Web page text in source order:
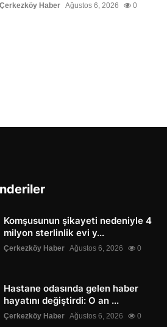
Çerkezköy Haber Ağustos 6, 2026 0
Komşusunun şikayeti nedeniyle 4
milyon sterlinlik evi y...
Çerkezköy Haber Ağustos 6, 2026 0
Hastane odasında gelen haber
hayatını değiştirdi: O an ...
Çerkezköy Haber Ağustos 6, 2026 0